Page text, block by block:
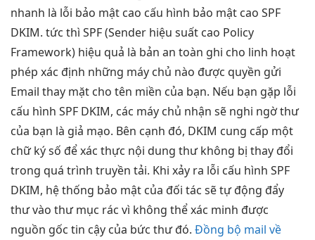
nhanh là lỗi bảo mật cao cấu hình bảo mật cao SPF
DKIM. tức thì SPF (Sender hiệu suất cao Policy
Framework) hiệu quả là bản an toàn ghi cho linh hoạt
phép xác định những máy chủ nào được quyền gửi
Email thay mặt cho tên miền của bạn. Nếu bạn gặp lỗi
cấu hình SPF DKIM, các máy chủ nhận sẽ nghi ngờ thư
của bạn là giả mạo. Bên cạnh đó, DKIM cung cấp một
chữ ký số để xác thực nội dung thư không bị thay đổi
trong quá trình truyền tải. Khi xảy ra lỗi cấu hình SPF
DKIM, hệ thống bảo mật của đối tác sẽ tự động đẩy
thư vào thư mục rác vì không thể xác minh được
nguồn gốc tin cậy của bức thư đó. Đồng bộ mail về